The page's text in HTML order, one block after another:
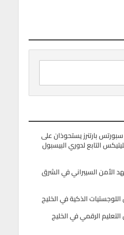
بارتنرز يستحوذان على
التابع لدوري البيسبول
الأمن السيبراني في الشرق
التعليم الرقمي في الخليج